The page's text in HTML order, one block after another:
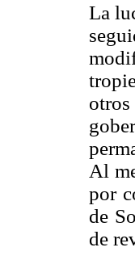
La
Al
por
de
de